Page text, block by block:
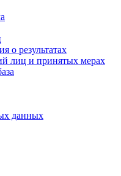
о результатах
лиц и принятых мерах
данных